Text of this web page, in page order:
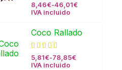
8,46€-46,01€
IVA incluido
Coco Rallado
5,81€-78,85€
IVA incluido